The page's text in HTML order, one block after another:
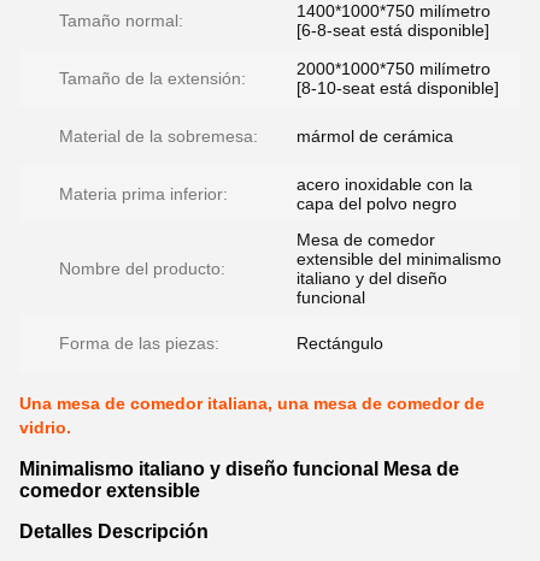
Tamaño normal:
1400*1000*750 milímetro
[6-8-seat está disponible]
Tamaño de la extensión:
2000*1000*750 milímetro
[8-10-seat está disponible]
Material de la sobremesa: mármol de cerámica
Materia prima inferior:
acero inoxidable con la
capa del polvo negro
Nombre del producto:
Mesa de comedor
extensible del minimalismo
italiano y del diseño
funcional
Forma de las piezas: Rectángulo
Una mesa de comedor italiana, una mesa de comedor de
vidrio.
Minimalismo italiano y diseño funcional Mesa de
comedor extensible
Detalles Descripción